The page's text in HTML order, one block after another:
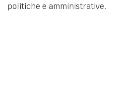
politiche e amministrative.